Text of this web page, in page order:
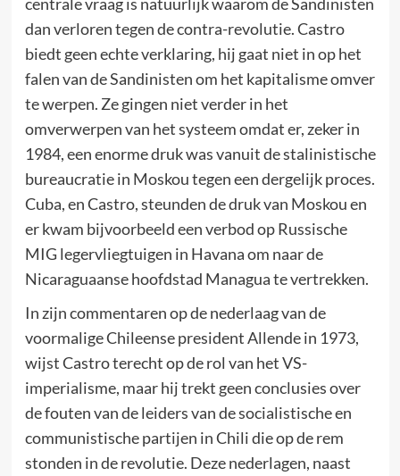
dan verloren tegen de contra-revolutie. Castro
biedt geen echte verklaring, hij gaat niet in op het
falen van de Sandinisten om het kapitalisme omver
te werpen. Ze gingen niet verder in het
omverwerpen van het systeem omdat er, zeker in
1984, een enorme druk was vanuit de stalinistische
bureaucratie in Moskou tegen een dergelijk proces.
Cuba, en Castro, steunden de druk van Moskou en
er kwam bijvoorbeeld een verbod op Russische
MIG legervliegtuigen in Havana om naar de
Nicaraguaanse hoofdstad Managua te vertrekken.
In zijn commentaren op de nederlaag van de
voormalige Chileense president Allende in 1973,
wijst Castro terecht op de rol van het VS-
imperialisme, maar hij trekt geen conclusies over
de fouten van de leiders van de socialistische en
communistische partijen in Chili die op de rem
stonden in de revolutie. Deze nederlagen, naast